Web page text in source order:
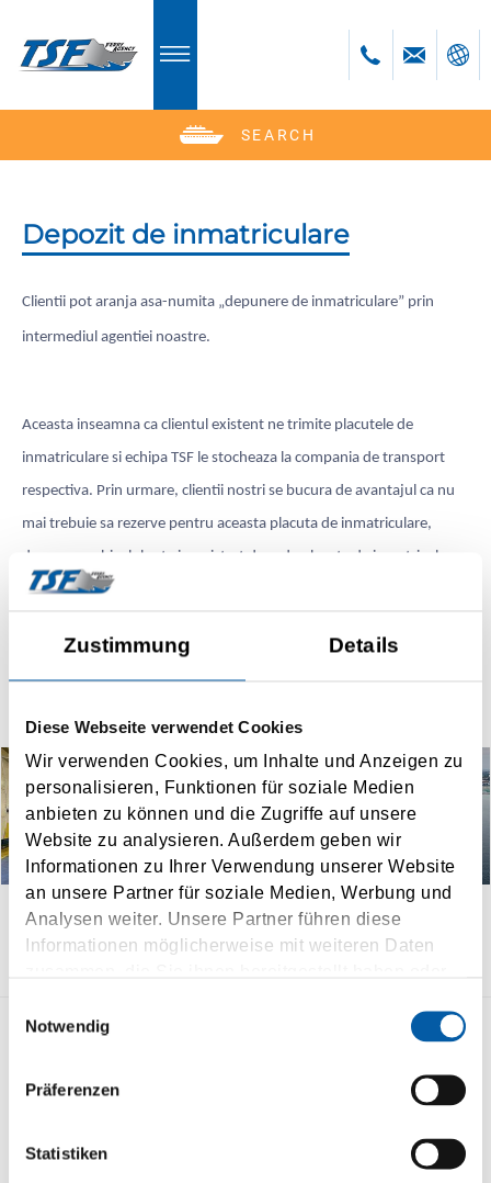
Zustimmung Details
Diese Webseite verwendet Cookies
Wir verwenden Cookies, um Inhalte und Anzeigen zu
personalisieren, Funktionen für soziale Medien
anbieten zu können und die Zugriffe auf unsere
Website zu analysieren. Außerdem geben wir
Informationen zu Ihrer Verwendung unserer Website
an unsere Partner für soziale Medien, Werbung und
Analysen weiter. Unsere Partner führen diese
Informationen möglicherweise mit weiteren Daten
gesammelt haben.
Notwendig
Präferenzen
Statistiken
SEARCH
Česky
Depozit de inmatriculare
Clientii pot aranja asa-numita „depunere de inmatriculare” prin
intermediul agentiei noastre.
Aceasta inseamna ca clientul existent ne trimite placutele de
inmatriculare si echipa TSF le stocheaza la compania de transport
respectiva. Prin urmare, clientii nostri se bucura de avantajul ca nu
mai trebuie sa rezerve pentru aceasta placuta de inmatriculare,
deoarece vehiculul este inregistrat doar de placuta de inmatriculare
la check-in si suntem expediati in cele din urma.
Rezerva acum
IMPRESSUM
BUCHEN